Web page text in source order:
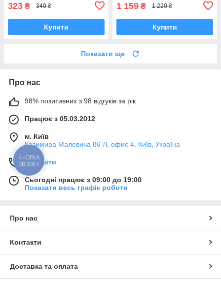
323 ₴ 340 ₴
Купити
1 159 ₴ 1 220 ₴
Купити
Показати ще
Про нас
98% позитивних з 98 відгуків за рік
Працює з 05.03.2012
м. Київ
Казимира Малевича 86 Л, офис 4, Київ, Україна
Контакти
Сьогодні працює з 09:00 до 19:00
Показати весь графік роботи
Про нас
Контакти
Доставка та оплата
КНОПКА
ЗВ'ЯЗКУ